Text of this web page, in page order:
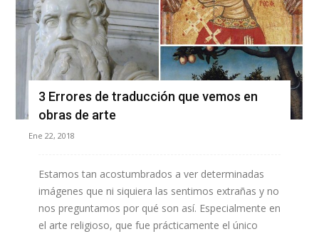
3 Errores de traducción que vemos en
obras de arte
Ene 22, 2018
Estamos tan acostumbrados a ver determinadas
imágenes que ni siquiera las sentimos extrañas y no
nos preguntamos por qué son así. Especialmente en
el arte religioso, que fue prácticamente el único